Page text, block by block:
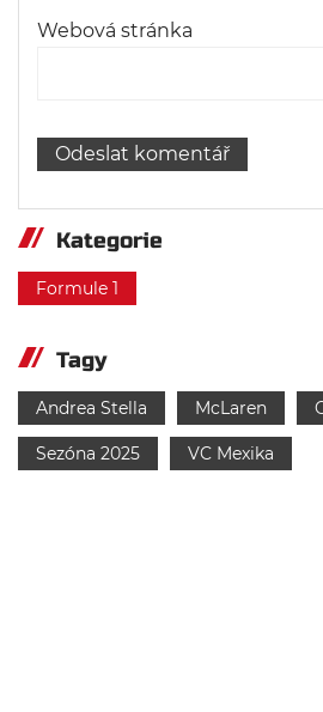
Webová stránka
Kategorie
Formule 1
Tagy
Andrea Stella McLaren
Sezóna 2025 VC Mexika